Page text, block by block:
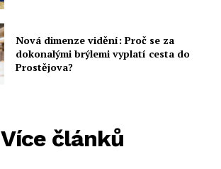
Nová dimenze vidění: Proč se za
dokonalými brýlemi vyplatí cesta do
Prostějova?
Více článků